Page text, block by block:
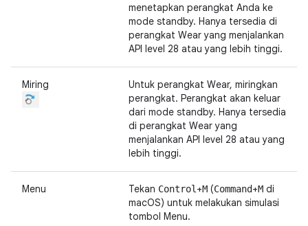
menetapkan perangkat Anda ke
mode standby. Hanya tersedia di
perangkat Wear yang menjalankan
API level 28 atau yang lebih tinggi.
Miring
Untuk perangkat Wear, miringkan
perangkat. Perangkat akan keluar
dari mode standby. Hanya tersedia
di perangkat Wear yang
menjalankan API level 28 atau yang
lebih tinggi.
Menu Tekan Control +M (Command+M di
macOS) untuk melakukan simulasi
tombol Menu.